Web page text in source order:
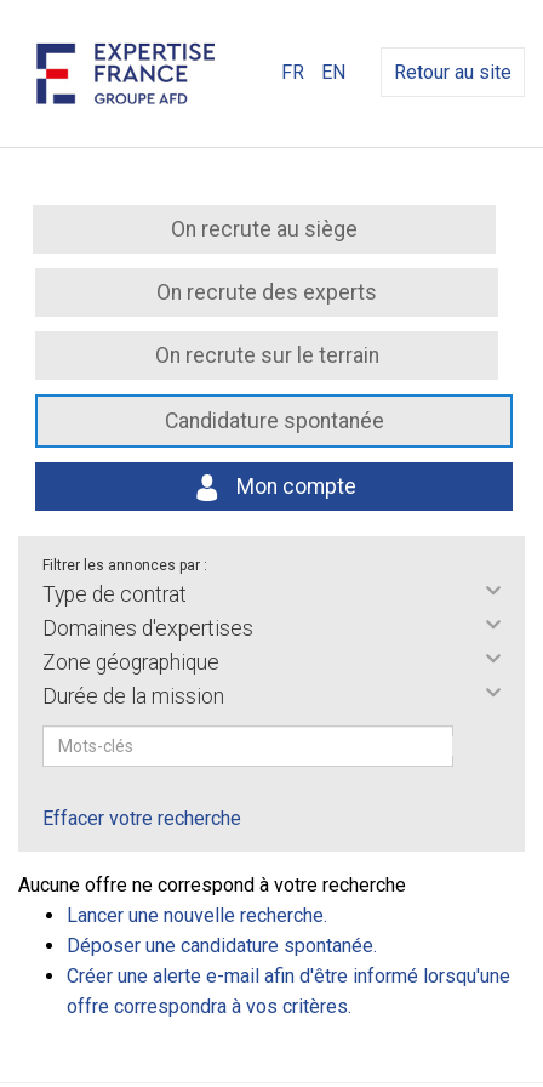
FR EN Retour au site
On recrute au siège
On recrute des experts
On recrute sur le terrain
Candidature spontanée
Mon compte
Filtrer les annonces par :
Type de contrat
Domaines d'expertises
Zone géographique
Durée de la mission
Effacer votre recherche
Aucune offre ne correspond à votre recherche
Lancer une nouvelle recherche.
Déposer une candidature spontanée.
Créer une alerte e-mail afin d'être informé lorsqu'une
offre correspondra à vos critères.